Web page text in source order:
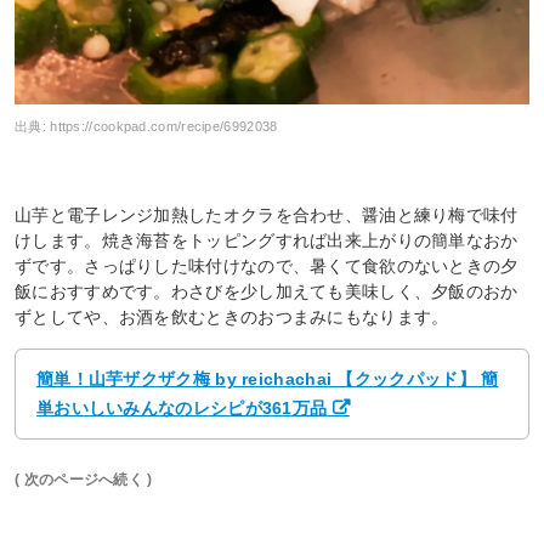
出典:https://cookpad.com/recipe/6992038
山芋と電子レンジ加熱したオクラを合わせ、醤油と練り梅で味付
けします。焼き海苔をトッピングすれば出来上がりの簡単なおか
ずです。さっぱりした味付けなので、暑くて食欲のないときの夕
飯におすすめです。わさびを少し加えても美味しく、夕飯のおか
ずとしてや、お酒を飲むときのおつまみにもなります。
簡単！山芋ザクザク梅 by reichachai 【クックパッド】 簡
単おいしいみんなのレシピが361万品
( 次のページへ続く )